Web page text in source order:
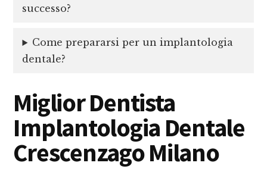
successo?
Come prepararsi per un implantologia
dentale?
Miglior Dentista
Implantologia Dentale
Crescenzago Milano